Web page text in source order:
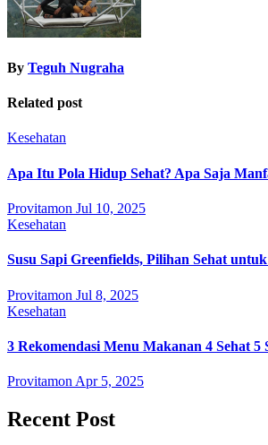
By Teguh Nugraha
Related post
Kesehatan
Apa Itu Pola Hidup Sehat? Apa Saja
Provitamon Jul 10, 2025
Kesehatan
Susu Sapi Greenfields, Pilihan Sehat
Provitamon Jul 8, 2025
Kesehatan
3 Rekomendasi Menu Makanan 4 Sehat 5
Provitamon Apr 5, 2025
Recent Post